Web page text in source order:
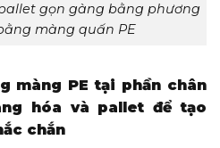
gọn gàng bằng phương
màng quấn PE
màng PE tại phần chân
hóa và pallet để tạo
chắn